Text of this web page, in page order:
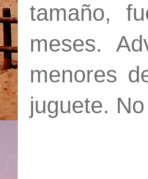
tamaño,
meses.
menores
juguete.